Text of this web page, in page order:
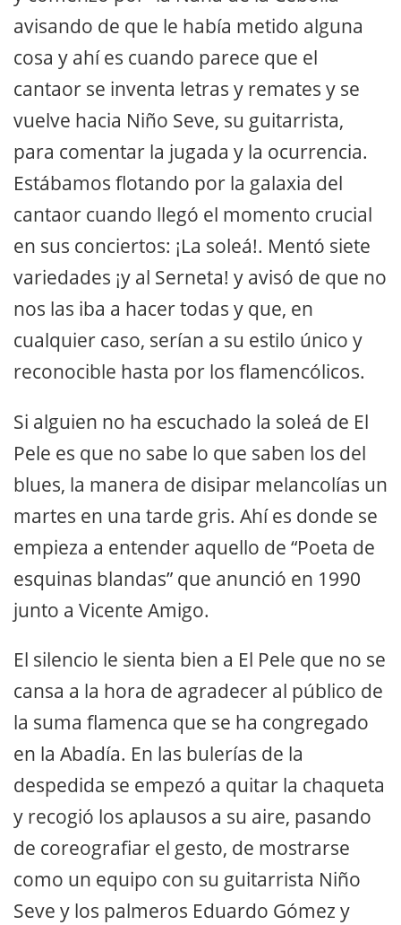
avisando de que le había metido alguna
cosa y ahí es cuando parece que el
cantaor se inventa letras y remates y se
vuelve hacia Niño Seve, su guitarrista,
para comentar la jugada y la ocurrencia.
Estábamos flotando por la galaxia del
cantaor cuando llegó el momento crucial
en sus conciertos: ¡La soleá!. Mentó siete
variedades ¡y al Serneta! y avisó de que no
nos las iba a hacer todas y que, en
cualquier caso, serían a su estilo único y
reconocible hasta por los flamencólicos.
Si alguien no ha escuchado la soleá de El
Pele es que no sabe lo que saben los del
blues, la manera de disipar melancolías un
martes en una tarde gris. Ahí es donde se
empieza a entender aquello de “Poeta de
esquinas blandas” que anunció en 1990
junto a Vicente Amigo.
El silencio le sienta bien a El Pele que no se
cansa a la hora de agradecer al público de
la suma flamenca que se ha congregado
en la Abadía. En las bulerías de la
despedida se empezó a quitar la chaqueta
y recogió los aplausos a su aire, pasando
de coreografiar el gesto, de mostrarse
como un equipo con su guitarrista Niño
Seve y los palmeros Eduardo Gómez y